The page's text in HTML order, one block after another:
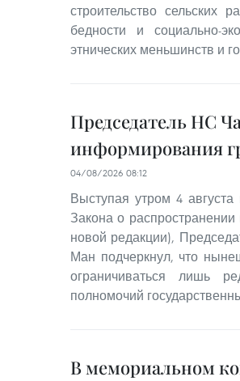
строительство сельских
бедности и социально-
этнических меньшинств и
Председатель НС
информирования
04/08/2026 08:12
Выступая утром 4
Закона о
новой редакции),
Ман подчеркнул, что
ограничиваться лишь
полномочий
В мемориальном